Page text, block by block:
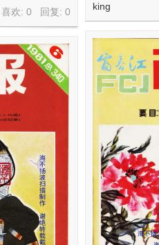
king
喜欢: 0 回复: 0